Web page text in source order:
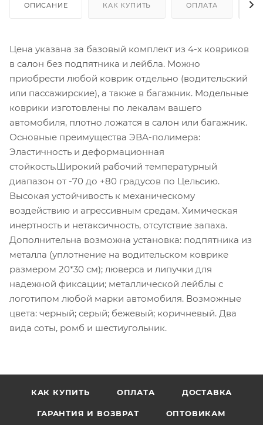
ОПИСАНИЕ КАК КУПИТЬ ОПЛАТА
Цена указана за базовый комплект из 4-х ковриков
в салон без подпятника и лейбла. Можно
приобрести любой коврик отдельно (водительский
или пассажирские), а также в багажник. Модельные
коврики изготовлены по лекалам вашего
автомобиля, плотно ложатся в салон или багажник.
Основные преимущества ЭВА-полимера:
Эластичность и деформационная
стойкость.Широкий рабочий температурный
диапазон от -70 до +80 градусов по Цельсию.
Высокая устойчивость к механическому
воздействию и агрессивным средам. Химическая
инертность и нетаксичность, отсутствие запаха.
Дополнительна возможна установка: подпятника из
металла (уплотнение на водительском коврике
размером 20*30 см); люверса и липучки для
надежной фиксации; металлической лейблы с
логотипом любой марки автомобиля. Возможные
цвета: черный; серый; бежевый; коричневый. Два
вида соты, ромб и шестиугольник.
КАК КУПИТЬ ОПЛАТА ДОСТАВКА
ГАРАНТИЯ И ВОЗВРАТ ОПТОВИКАМ